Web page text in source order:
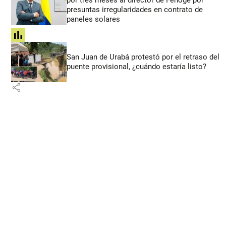
presuntas irregularidades en contrato de
paneles solares
share
San Juan de Urabá protestó por el retraso del
puente provisional, ¿cuándo estaría listo?
share